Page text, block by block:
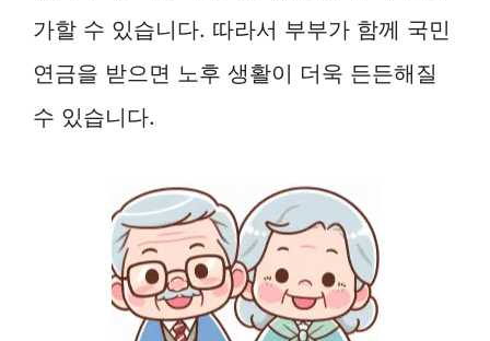
가할 수 있습니다. 따라서 부부가 함께 국민
연금을 받으면 노후 생활이 더욱 든든해질
수 있습니다.